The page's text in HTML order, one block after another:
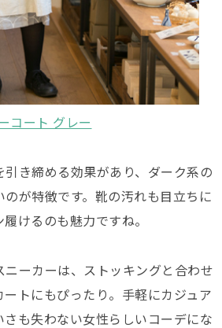
コート グレー
き締める効果があり、ダーク系の
が特徴です。靴の汚れも目立ちに
けるのも魅力ですね。
ニーカーは、ストッキングと合わせ
ートにもぴったり。手軽にカジュア
も失わない女性らしいコーデにな